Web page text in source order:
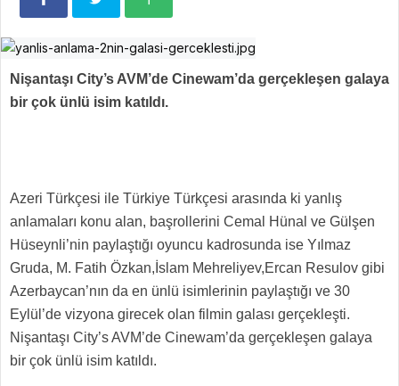
Nişantaşı City’s AVM’de Cinewam’da gerçekleşen galaya
bir çok ünlü isim katıldı.
Azeri Türkçesi ile Türkiye Türkçesi arasında ki yanlış
anlamaları konu alan, başrollerini Cemal Hünal ve Gülşen
Hüseynli’nin paylaştığı oyuncu kadrosunda ise Yılmaz
Gruda, M. Fatih Özkan,İslam Mehreliyev,Ercan Resulov gibi
Azerbaycan’nın da en ünlü isimlerinin paylaştığı ve 30
Eylül’de vizyona girecek olan filmin galası gerçekleşti.
Nişantaşı City’s AVM’de Cinewam’da gerçekleşen galaya
bir çok ünlü isim katıldı.